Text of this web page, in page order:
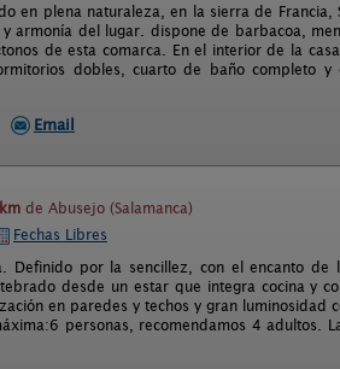
en plena naturaleza, en la sierra de Francia,
armonía del lugar. dispone de barbacoa,
de esta comarca. En el interior de la
dobles, cuarto de baño completo y
Email
de Abusejo (Salamanca)
Fechas Libres
Definido por la sencillez, con el encanto de
desde un estar que integra cocina y
en paredes y techos y gran luminosidad
personas, recomendamos 4 adultos.